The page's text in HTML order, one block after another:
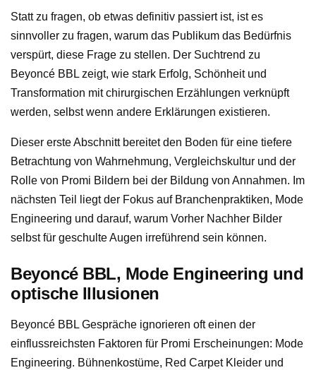
Statt zu fragen, ob etwas definitiv passiert ist, ist es
sinnvoller zu fragen, warum das Publikum das Bedürfnis
verspürt, diese Frage zu stellen. Der Suchtrend zu
Beyoncé BBL zeigt, wie stark Erfolg, Schönheit und
Transformation mit chirurgischen Erzählungen verknüpft
werden, selbst wenn andere Erklärungen existieren.
Dieser erste Abschnitt bereitet den Boden für eine tiefere
Betrachtung von Wahrnehmung, Vergleichskultur und der
Rolle von Promi Bildern bei der Bildung von Annahmen. Im
nächsten Teil liegt der Fokus auf Branchenpraktiken, Mode
Engineering und darauf, warum Vorher Nachher Bilder
selbst für geschulte Augen irreführend sein können.
Beyoncé BBL, Mode Engineering und
optische Illusionen
Beyoncé BBL Gespräche ignorieren oft einen der
einflussreichsten Faktoren für Promi Erscheinungen: Mode
Engineering. Bühnenkostüme, Red Carpet Kleider und